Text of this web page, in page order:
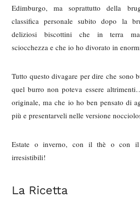
Edimburgo, ma soprattutto della
classifica personale subito dopo la
deliziosi biscottini che in terra
sciocchezza e che io ho divorato in
Tutto questo divagare per dire che sono
quel burro non poteva essere
originale, ma che io ho ben pensato di
più e presentarveli nelle versione
Estate o inverno, con il thè o con il
irresistibili!
La Ricetta